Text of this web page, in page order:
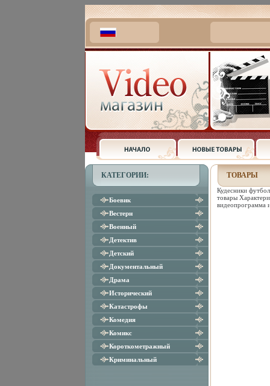
КАТЕГОРИИ:
Боевик
Вестерн
Военный
Детектив
Детский
Документальный
Драма
Исторический
Катастрофы
Комедия
Комикс
Короткометражный
Криминальный
ТОВАРЫ
Кудесники
товары
видеопрограмма